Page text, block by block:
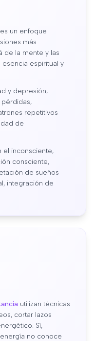
es un enfoque
más
de la mente y las
espiritual y
y depresión,
repetitivos
de
el inconsciente,
consciente,
de sueños
integración de
utilizan técnicas
cortar lazos
Sí,
no conoce